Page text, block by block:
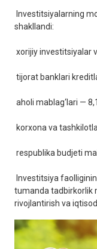
Investitsiyalarning
shakllandi:
xorijiy investitsiyalar
tijorat banklari
aholi mablag‘lari —
korxona va
respublika budjeti
Investitsiya
tumanda tadbirkorlik
rivojlantirish va